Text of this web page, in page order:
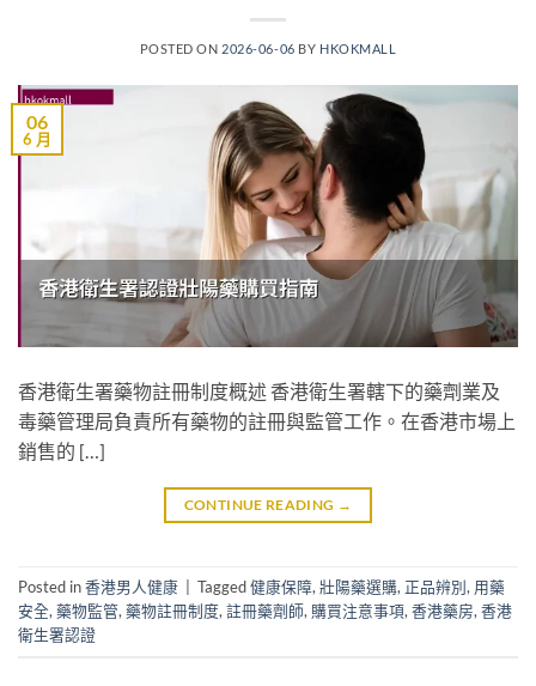
POSTED ON 2026-06-06 BY HKOKMALL
06
6 月
香港衛生署藥物註冊制度概述 香港衛生署轄下的藥劑業及
毒藥管理局負責所有藥物的註冊與監管工作。在香港市場上
銷售的 […]
CONTINUE READING →
Posted in香港男人健康 Tagged健康保障,壯陽藥選購, 正品辨別, 用藥
安全,藥物監管,藥物註冊制度,註冊藥劑師, 購買注意事項,香港藥房,香港
衛生署認證